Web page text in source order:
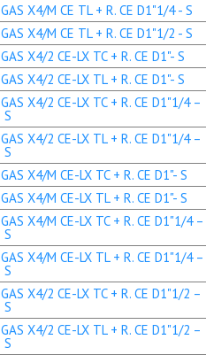
GAS X4/M CE TL + R. CE D1"1/4 - S
GAS X4/M CE TL + R. CE D1"1/2 - S
GAS X4/2 CE-LX TC + R. CE D1"- S
GAS X4/2 CE-LX TL + R. CE D1"- S
GAS X4/2 CE-LX TC + R. CE D1"1/4 –
S
GAS X4/2 CE-LX TL + R. CE D1"1/4 –
S
GAS X4/M CE-LX TC + R. CE D1"- S
GAS X4/M CE-LX TL + R. CE D1"- S
GAS X4/M CE-LX TC + R. CE D1"1/4 –
S
GAS X4/M CE-LX TL + R. CE D1"1/4 –
S
GAS X4/2 CE-LX TC + R. CE D1"1/2 –
S
GAS X4/2 CE-LX TL + R. CE D1"1/2 –
S